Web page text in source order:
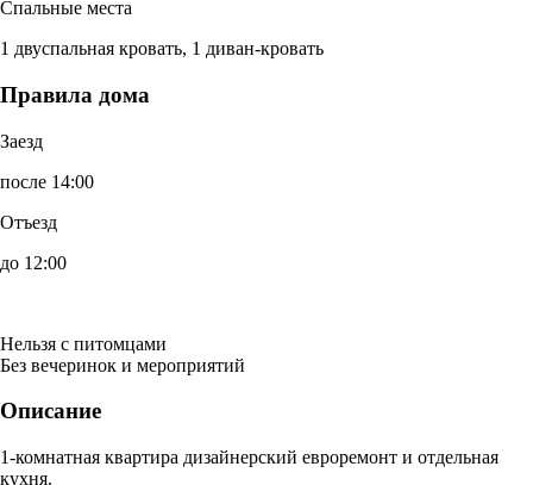
Спальные места
1 двуспальная кровать, 1 диван-кровать
Правила дома
Заезд
после 14:00
Отъезд
до 12:00
Нельзя с питомцами
Без вечеринок и мероприятий
Описание
1-комнатная квартира дизайнерский евроремонт и отдельная
кухня.